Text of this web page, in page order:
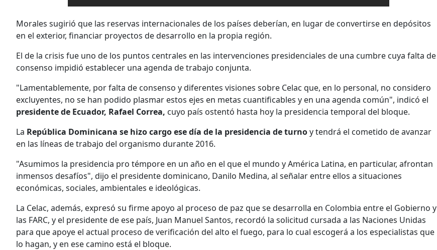
Morales sugirió que las reservas internacionales de los países deberían, en lugar de convertirse en depósitos
en el exterior, financiar proyectos de desarrollo en la propia región.
El de la crisis fue uno de los puntos centrales en las intervenciones presidenciales de una cumbre cuya falta de
consenso impidió establecer una agenda de trabajo conjunta.
"Lamentablemente, por falta de consenso y diferentes visiones sobre Celac que, en lo personal, no considero
excluyentes, no se han podido plasmar estos ejes en metas cuantificables y en una agenda común", indicó el
presidente de Ecuador, Rafael Correa, cuyo país ostentó hasta hoy la presidencia temporal del bloque.
La República Dominicana se hizo cargo ese día de la presidencia de turnoy tendrá el cometido de avanzar
en las líneas de trabajo del organismo durante 2016.
"Asumimos la presidencia pro témpore en un año en el que el mundo y América Latina, en particular, afrontan
inmensos desafíos", dijo el presidente dominicano, Danilo Medina, al señalar entre ellos a situaciones
económicas, sociales, ambientales e ideológicas.
La Celac, además, expresó su firme apoyo al proceso de paz que se desarrolla en Colombia entre el Gobierno y
las FARC, y el presidente de ese país, Juan Manuel Santos, recordó la solicitud cursada a las Naciones Unidas
para que apoye el actual proceso de verificación del alto el fuego, para lo cual escogerá a los especialistas que
lo hagan, y en ese camino está el bloque.